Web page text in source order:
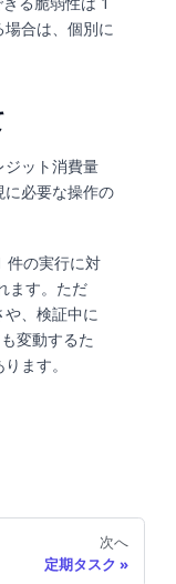
合は、個別に
ジット消費量
に必要な操作の
件の実行に対
ます。ただ
、検証中に
変動するた
ます。
次へ
定期タスク